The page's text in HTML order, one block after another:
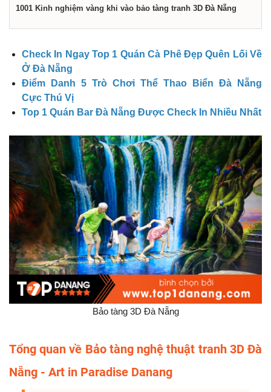
1001 Kinh nghiệm vàng khi vào bảo tàng tranh 3D Đà Nẵng
Check In Ngay Top 1 Quán Cà Phê Đẹp Quên Lối Về
Ở Đà Nẵng
Điểm Danh 5 Trò Chơi Thể Thao Biển Đà Nẵng
Cực Thú Vị
Top 1 Quán Bar Đà Nẵng Được Check In Nhiều Nhất
Bảo tàng 3D Đà Nẵng
Tổng quan về Bảo tàng nghệ thuật tranh 3D Đà
Nẵng - Art in Paradise Danang